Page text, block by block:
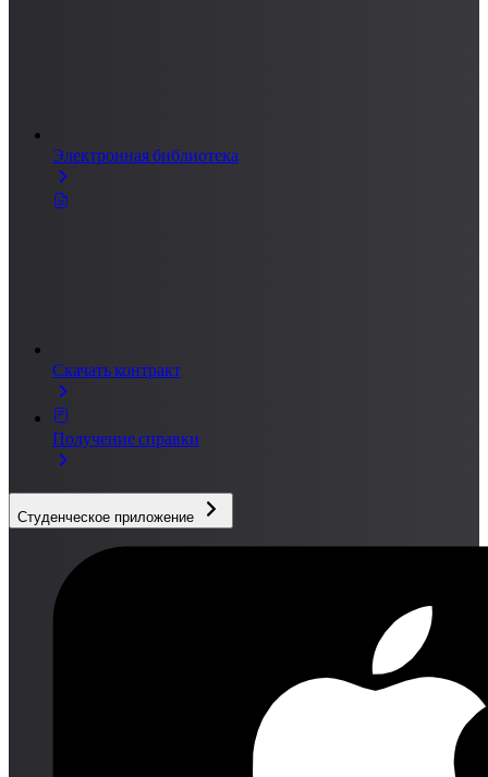
Электронная библиотека
Скачать контракт
Получение справки
Студенческое приложение